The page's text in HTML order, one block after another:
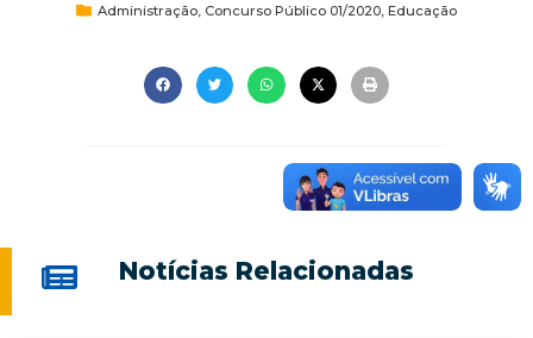
Administração Concurso Público 01/2020 Educação
Notícias Relacionadas